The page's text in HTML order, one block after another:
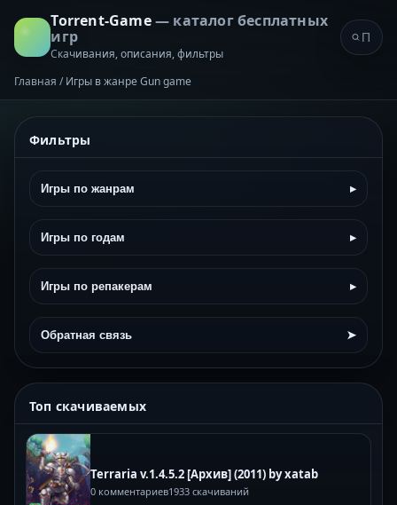
Torrent-Game— каталог бесплатных
игр
Скачивания, описания, фильтры
Главная / Игры в жанре Gun game
Фильтры
Игры по жанрам ▸
Игры по годам ▸
Игры по репакерам ▸
Обратная связь ➤
Топ скачиваемых
Terraria v.1.4.5.2 [Архив] (2011) by xatab
0 комментариев1933 скачиваний